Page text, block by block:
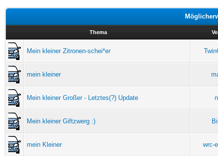
Thema
Mein kleiner Zitronen-schei*er
mein kleiner
Mein kleiner Großer - Letztes(?) Update
Mein kleiner Giftzwerg :)
mein Kleiner wrc-